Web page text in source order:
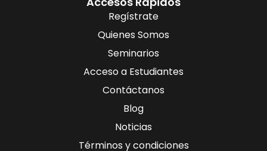
Regístrate
Quienes Somos
Seminarios
Acceso a Estudiantes
Contáctanos
Blog
Noticias
Términos y condiciones